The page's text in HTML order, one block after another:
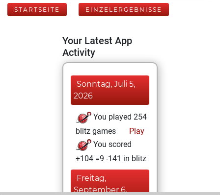
STARTSEITE EINZELERGEBNISSE
Your Latest App
Activity
Sonntag, Juli 5,
2026
You played 254
blitz games
Play
You scored
+104 =9 -141 in blitz
Freitag,
September 6,